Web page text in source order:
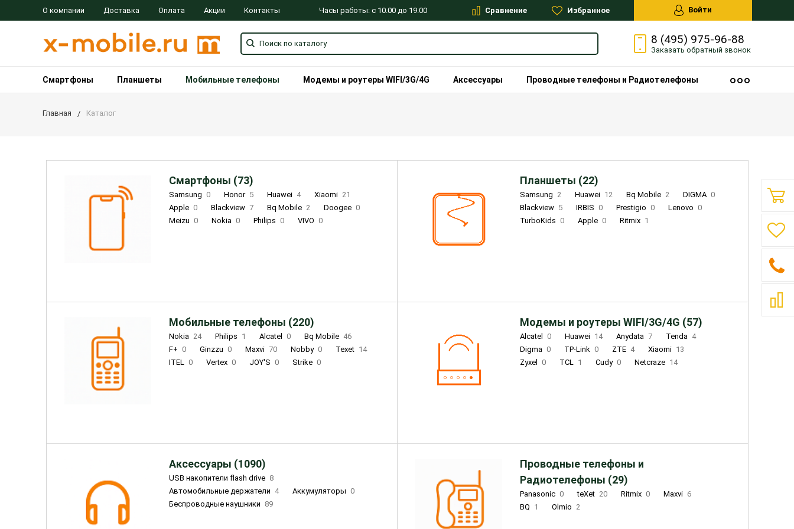
О компании Доставка Оплата Акции Контакты Часы работы: с 10.00 до 19.00 Сравнение Избранное Войти
8 (495) 975-96-88
Заказать обратный звонок
Смартфоны Планшеты Мобильные телефоны Модемы и роутеры WIFI/3G/4G Аксессуары Проводные телефоны и Радиотелефоны
Главная Каталог
Смартфоны (73)
Samsung 0 Honor 5 Huawei 4 Xiaomi 21
Apple 0 Blackview 7 Bq Mobile 2 Doogee 0
Meizu 0 Nokia 0 Philips 0 VIVO 0
Планшеты (22)
Samsung 2 Huawei 12 Bq Mobile 2 DIGMA 0
Blackview 5 IRBIS 0 Prestigio 0 Lenovo 0
TurboKids 0 Apple 0 Ritmix 1
Мобильные телефоны (220)
Nokia 24 Philips 1 Alcatel 0 Bq Mobile 46
F+ 0 Ginzzu 0 Maxvi 70 Nobby 0 Texet 14
ITEL 0 Vertex 0 JOY'S 0 Strike 0
Модемы и роутеры WIFI/3G/4G (57)
Alcatel 0 Huawei 14 Anydata 7 Tenda 4
Digma 0 TP-Link 0 ZTE 4 Xiaomi 13
Zyxel
0 TCL 1 Cudy 0 Netcraze 14
Аксессуары (1090)
USB накопители flash drive 8
Автомобильные держатели 4 Аккумуляторы 0
Беспроводные наушники 89
Проводные телефоны и
Радиотелефоны (29)
Panasonic 0 teXet 20 Ritmix 0 Maxvi 6
BQ 1 Olmio 2